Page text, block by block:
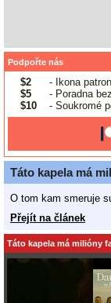
Podpořte nás
$2
- Ikona
$5
- Poradna
$10
- Soukromé
Táto kapela má
O tom kam smeruje
Přejít na článek
Táto kapela má milióny